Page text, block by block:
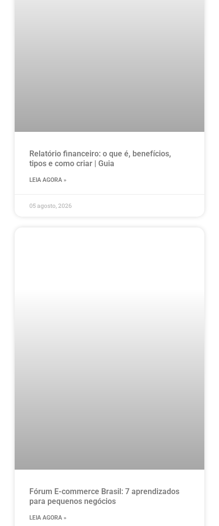
Relatório financeiro: o que é, benefícios,
tipos e como criar | Guia
LEIA AGORA »
05 agosto, 2026
Fórum E-commerce Brasil: 7 aprendizados
para pequenos negócios
LEIA AGORA »